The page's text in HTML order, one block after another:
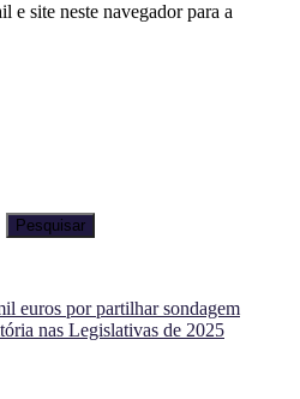
e site neste navegador para a
Pesquisar
euros por partilhar sondagem
nas Legislativas de 2025